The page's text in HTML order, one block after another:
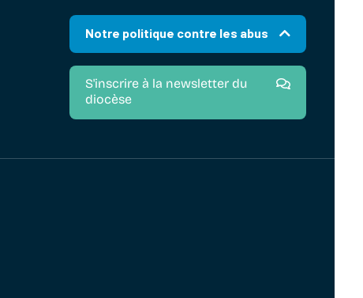
Notre politique contre les abus
S'inscrire à la newsletter du
diocèse